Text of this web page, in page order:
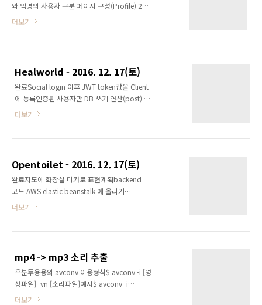
와 익명의 사용자 구분 페이지 구성(Profile) 2개
이상의 사진 등록backend에서 dictionary 형
으로 문제를 개선했다 계획리스트에 나타나는
이미지 크기를 정량화frontend 환경 변수 인식
토록
더보기
Healworld - 2016. 12. 17(토)
완료Social login 이후 JWT token값을 Client
에 등록인증된 사용자만 DB 쓰기 연산(post) 가
능 토록 수정토큰 파기 시간을 30일로 수정계획
더보기
Opentoilet - 2016. 12. 17(토)
완료지도에 화장실 마커로 표현계획backend
코드 AWS elastic beanstalk 에 올리기
(http://docs.aws.amazon.com/elasticbeanstalk/latest/dg/
실 데이타를 구할때, API 대신에 CSV 파일 이용
- 데이타가 실시간으로 요구되는 상황이 아니고,
5,5M의 CSV에 3만건의 데이타가 있다
더보기
mp4 -> mp3 소리 추출
우분투용용의 avconv 이용형식$ avconv -i [영
상파일] -vn [소리파일]예시$ avconv -i
Into.the.Wild.2007.1080p.BluRay.x264.YIFY.mp4
더보기